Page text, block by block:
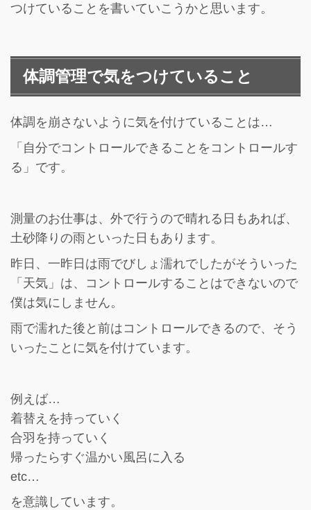
つけていることを書いていこうかと思います。
体調管理で気をつけていること
体調を崩さないように気を付けていることは…
「自分でコントロールできることをコントロールす
る」です。
測量のお仕事は、外で行うので晴れる日もあれば、
土砂降りの雨といった日もあります。
昨日、一昨日は雨でびしょ濡れでしたがそういった
「天気」は、コントロールすることはできないので
僕は気にしません。
雨で濡れた後と前はコントロールできるので、そう
いったことに気を付けています。
例えば…
着替えを持っていく
合羽を持っていく
帰ったらすぐ温かい風呂に入る
etc…
を意識しています。